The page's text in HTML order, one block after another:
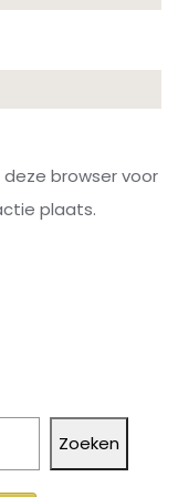
browser voor
plaats.
Zoeken